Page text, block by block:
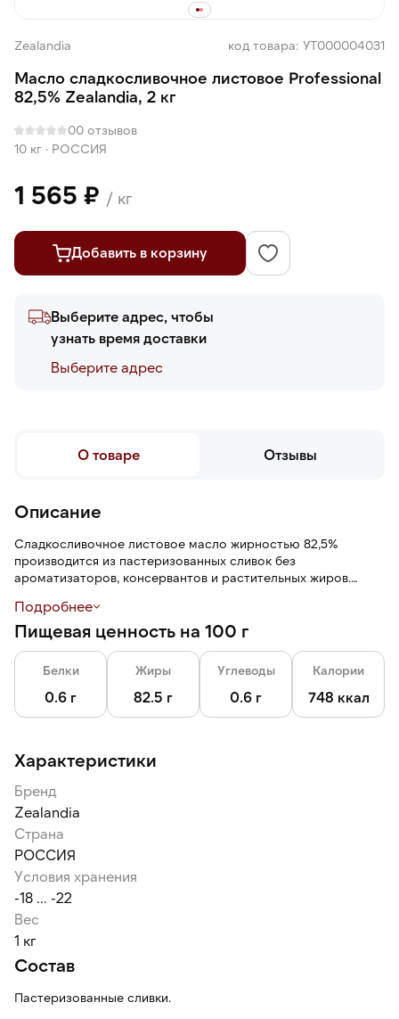
Zealandia код товара: УТ000004031
Масло сладкосливочное листовое Professional
82,5% Zealandia, 2 кг
00 отзывов
10 кг · РОССИЯ
1 565 ₽ / кг
Добавить в корзину
Выберите адрес, чтобы
узнать время доставки
Выберите адреc
О товаре Отзывы
Описание
Сладкосливочное листовое масло жирностью 82,5%
производится из пастеризованных сливок без
ароматизаторов, консервантов и растительных жиров.
пластичную текстуру, термостабильно.
Тонкие листы разработаны специально для использования в
пекарне.
Масло подходит для всех видов слоеного теста, для
приготовления круассанов, датской выпечки, бриошей,
Подробнее
Пищевая ценность на 100 г
Белки
0.6 г
Жиры
82.5 г
Углеводы
0.6 г
Калории
748 ккал
Характеристики
Бренд
Zealandia
Страна
РОССИЯ
Условия хранения
-18 ... -22
Вес
1 кг
Состав
Пастеризованные сливки.